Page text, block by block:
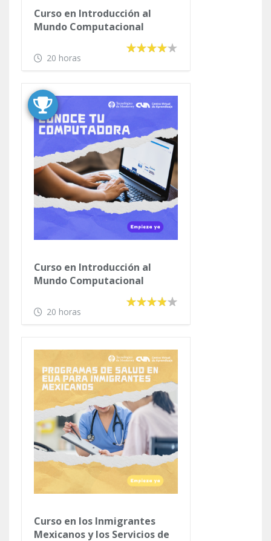
Curso en Introducción al
Mundo Computacional
20 horas
Curso en Introducción al
Mundo Computacional
(Versión Animada)
20 horas